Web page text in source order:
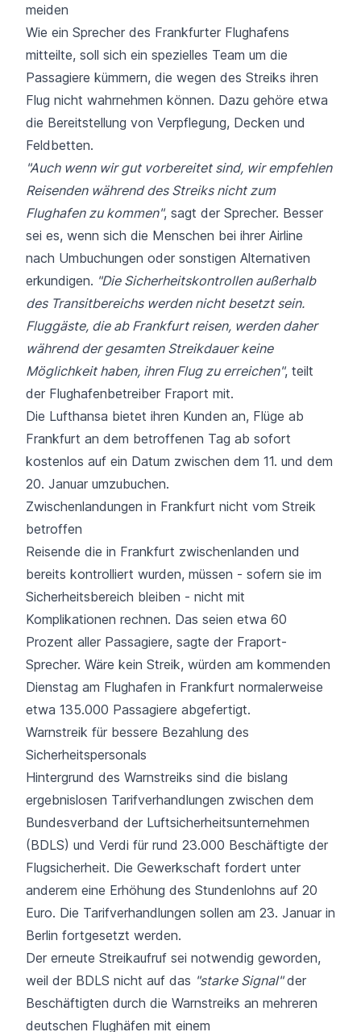
meiden
Wie ein Sprecher des Frankfurter Flughafens
mitteilte, soll sich ein spezielles Team um die
Passagiere kümmern, die wegen des Streiks ihren
Flug nicht wahrnehmen können. Dazu gehöre etwa
die Bereitstellung von Verpflegung, Decken und
Feldbetten.
"Auch wenn wir gut vorbereitet sind, wir empfehlen
Reisenden während des Streiks nicht zum
Flughafen zu kommen", sagt der Sprecher. Besser
sei es, wenn sich die Menschen bei ihrer Airline
nach Umbuchungen oder sonstigen Alternativen
erkundigen. "Die Sicherheitskontrollen außerhalb
des Transitbereichs werden nicht besetzt sein.
Fluggäste, die ab Frankfurt reisen, werden daher
während der gesamten Streikdauer keine
Möglichkeit haben, ihren Flug zu erreichen", teilt
der Flughafenbetreiber Fraport mit.
Die Lufthansa bietet ihren Kunden an, Flüge ab
Frankfurt an dem betroffenen Tag ab sofort
kostenlos auf ein Datum zwischen dem 11. und dem
20. Januar umzubuchen.
Zwischenlandungen in Frankfurt nicht vom Streik
betroffen
Reisende die in Frankfurt zwischenlanden und
bereits kontrolliert wurden, müssen - sofern sie im
Sicherheitsbereich bleiben - nicht mit
Komplikationen rechnen. Das seien etwa 60
Prozent aller Passagiere, sagte der Fraport-
Sprecher. Wäre kein Streik, würden am kommenden
Dienstag am Flughafen in Frankfurt normalerweise
etwa 135.000 Passagiere abgefertigt.
Warnstreik für bessere Bezahlung des
Sicherheitspersonals
Hintergrund des Warnstreiks sind die bislang
ergebnislosen Tarifverhandlungen zwischen dem
Bundesverband der Luftsicherheitsunternehmen
(BDLS) und Verdi für rund 23.000 Beschäftigte der
Flugsicherheit. Die Gewerkschaft fordert unter
anderem eine Erhöhung des Stundenlohns auf 20
Euro. Die Tarifverhandlungen sollen am 23. Januar in
Berlin fortgesetzt werden.
Der erneute Streikaufruf sei notwendig geworden,
weil der BDLS nicht auf das "starke Signal"der
Beschäftigten durch die Warnstreiks an mehreren
deutschen Flughäfen mit einem